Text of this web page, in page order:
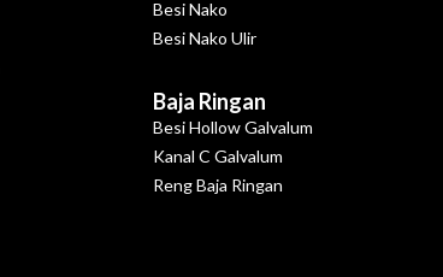
Besi Nako
Besi Nako Ulir
Baja Ringan
Besi Hollow Galvalum
Kanal C Galvalum
Reng Baja Ringan